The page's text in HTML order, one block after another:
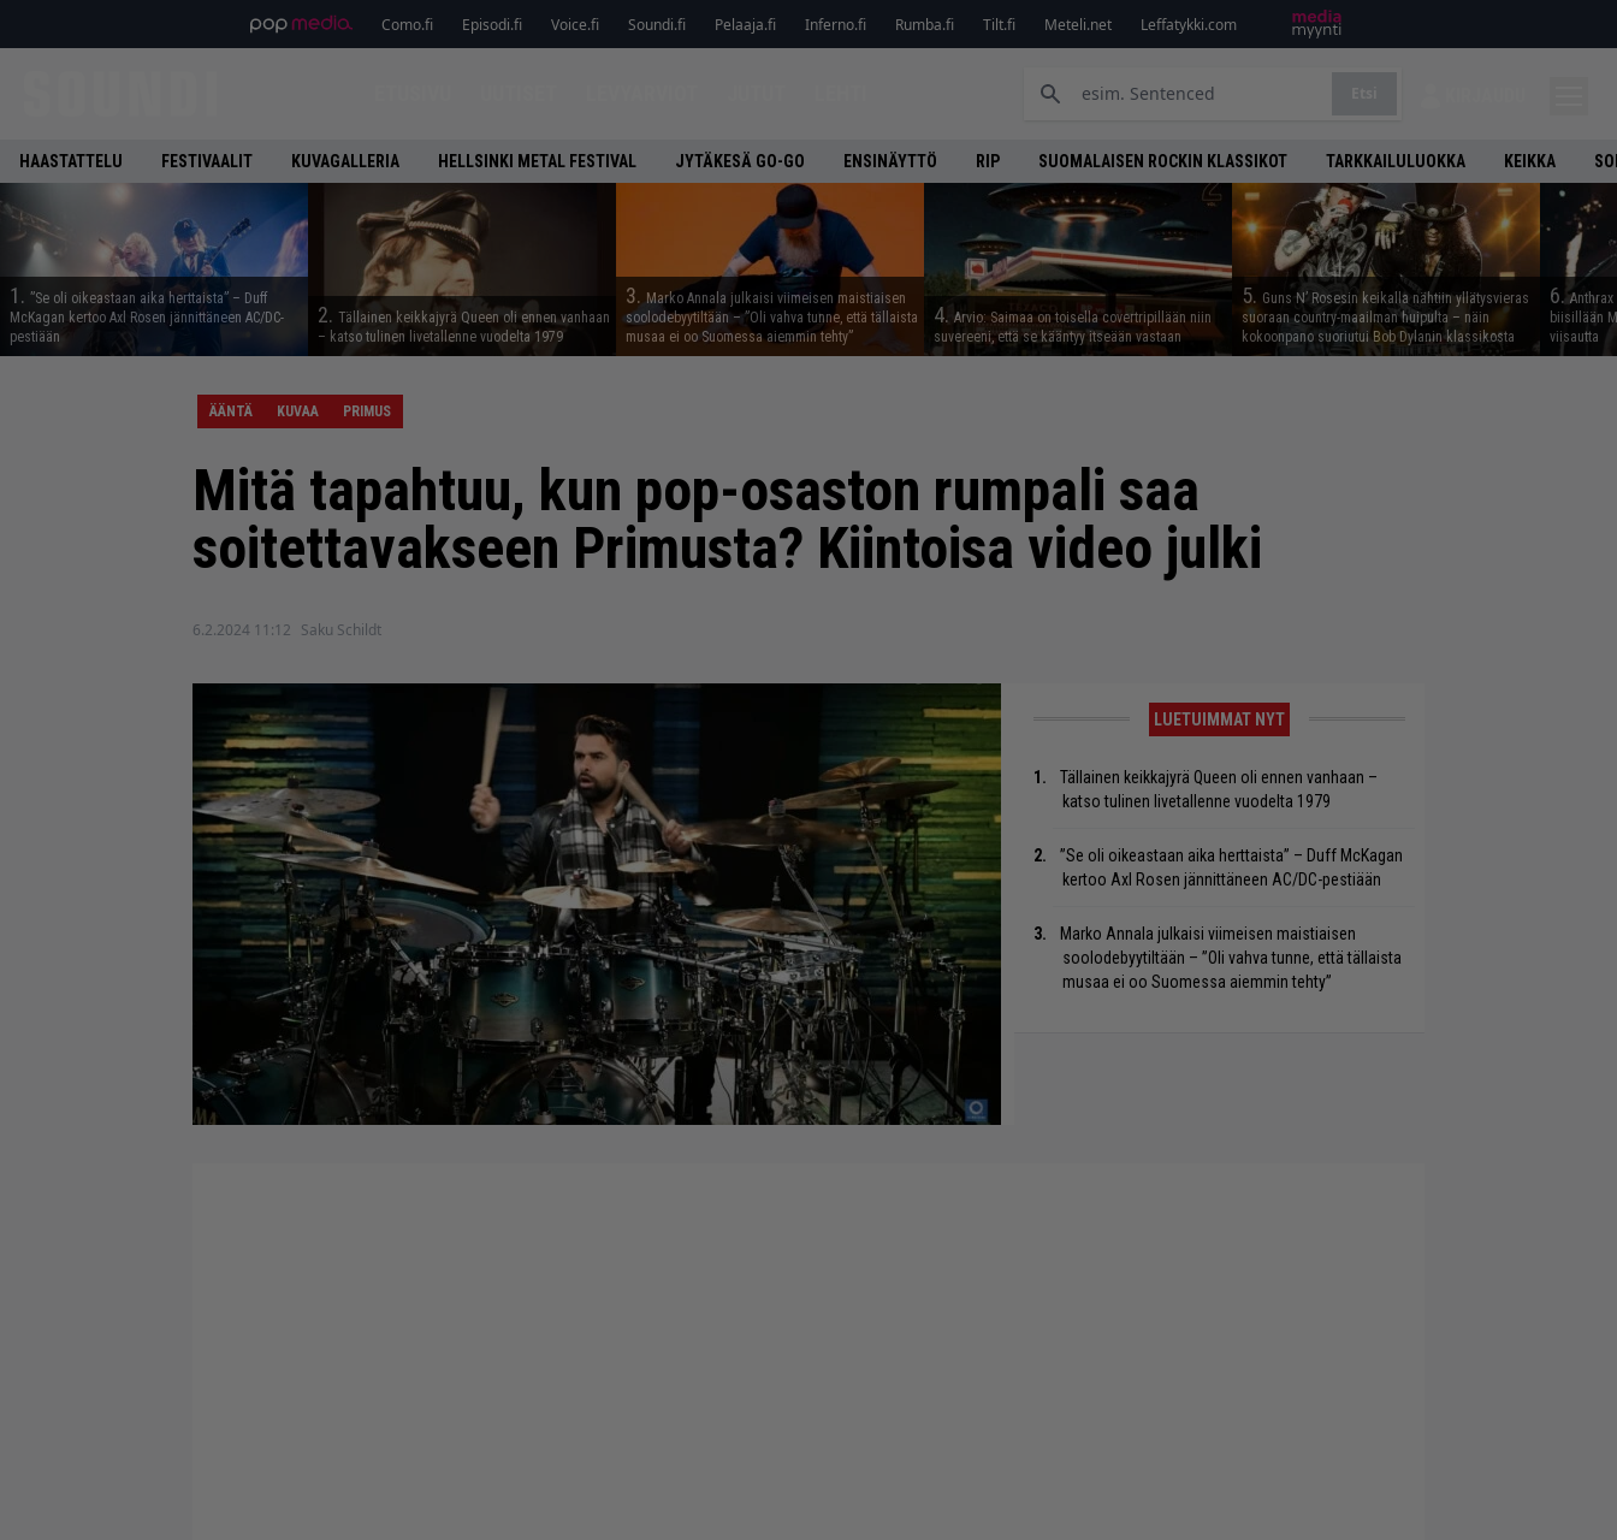
Como.fi Episodi.fi Voice.fi Soundi.fi Pelaaja.fi Inferno.fi Rumba.fi Tilt.fi Meteli.net Leffatykki.com
HAASTATTELU FESTIVAALIT KUVAGALLERIA HELLSINKI METAL FESTIVAL JYTÄKESÄ GO-GO ENSINÄYTTÖ RIP SUOMALAISEN ROCKIN KLASSIKOT TARKKAILULUOKKA KEIKKA
1. ”Se oli oikeastaan aika herttaista” – Duff
McKagan kertoo Axl Rosen jännittäneen AC/DC-
pestiään
2. Tällainen keikkajyrä Queen oli ennen vanhaan
– katso tulinen livetallenne vuodelta 1979
3. Marko Annala julkaisi viimeisen maistiaisen
soolodebyytiltään – ”Oli vahva tunne, että tällaista
musaa ei oo Suomessa aiemmin tehty”
4. Arvio: Saimaa on toisella covertripillään niin
suvereeni, että se kääntyy itseään vastaan
5. Guns N’ Rosesin keikalla nähtiin yllätysvieras
suoraan country-maailman huipulta – näin
kokoonpano suoriutui Bob Dylanin klassikosta
6.
biisillään
viisautta
ÄÄNTÄ KUVAA PRIMUS
Mitä tapahtuu, kun pop-osaston rumpali saa
soitettavakseen Primusta? Kiintoisa video julki
6.2.2024 11:12 Saku Schildt
LUETUIMMAT NYT
Tällainen keikkajyrä Queen oli ennen vanhaan –
katso tulinen livetallenne vuodelta 1979
”Se oli oikeastaan aika herttaista” – Duff McKagan
kertoo Axl Rosen jännittäneen AC/DC-pestiään
Marko Annala julkaisi viimeisen maistiaisen
soolodebyytiltään – ”Oli vahva tunne, että tällaista
musaa ei oo Suomessa aiemmin tehty”